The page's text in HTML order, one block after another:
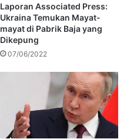
Laporan Associated Press:
Ukraina Temukan Mayat-
mayat di Pabrik Baja yang
Dikepung
07/06/2022